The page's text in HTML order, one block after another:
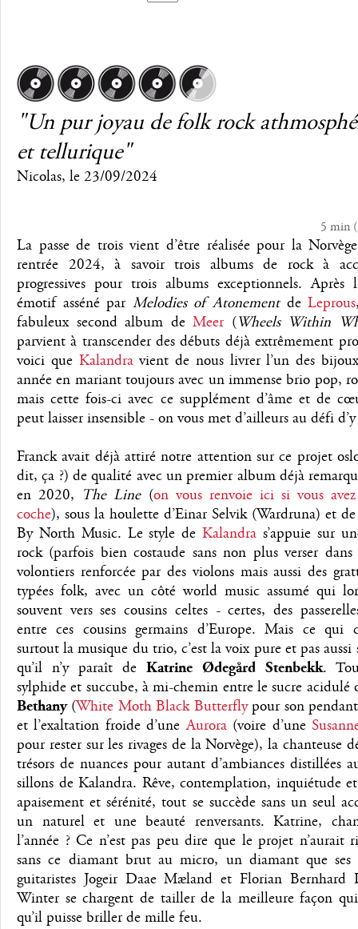
"Un pur joyau de folk rock
et tellurique"
Nicolas, le 23/09/2024
5 min(
La passe de trois vient d’être réalisée pour la
rentrée 2024, à savoir trois albums de rock à
progressives pour trois albums exceptionnels. Après
émotif asséné par Melodies of AtonementdeLeprous
fabuleux second album deMeer(Wheels Within
parvient à transcender des débuts déjà extrêmement
voici que Kalandravient de nous livrer l’un des
année en mariant toujours avec un immense brio pop,
mais cette fois-ci avec ce supplément d’âme et de
peut laisser insensible - on vous met d’ailleurs au défi
Franck avait déjà attiré notre attention sur ce projet
dit, ça ?) de qualité avec un premier album déjà
en 2020, The Line(on vous renvoie ici si vous
coche), sous la houlette d’Einar Selvik (Wardruna) et
By North Music. Le style deKalandra s’appuie sur
rock (parfois bien costaude sans non plus verser
volontiers renforcée par des violons mais aussi des
typées folk, avec un côté world music assumé qui
souvent vers ses cousins celtes - certes, des
entre ces cousins germains d’Europe. Mais ce qui
surtout la musique du trio, c’est la voix pure et pas aussi
qu’il n’y paraît de Katrine Ødegård Stenbekk.
sylphide et succube, à mi-chemin entre le sucre acidulé
Bethany(White Moth Black Butterflypour son
et l’exaltation froide d’uneAurora(voire d’une
pour rester sur les rivages de la Norvège), la chanteuse
trésors de nuances pour autant d’ambiances distillées
sillons de Kalandra. Rêve, contemplation, inquiétude et
apaisement et sérénité, tout se succède sans un seul
un naturel et une beauté renversants. Katrine,
l’année ? Ce n’est pas peu dire que le projet n’aurait
sans ce diamant brut au micro, un diamant que ses
guitaristes Jogeir Daae Mæland et Florian Bernhard
Winter se chargent de tailler de la meilleure façon
qu’il puisse briller de mille feu.